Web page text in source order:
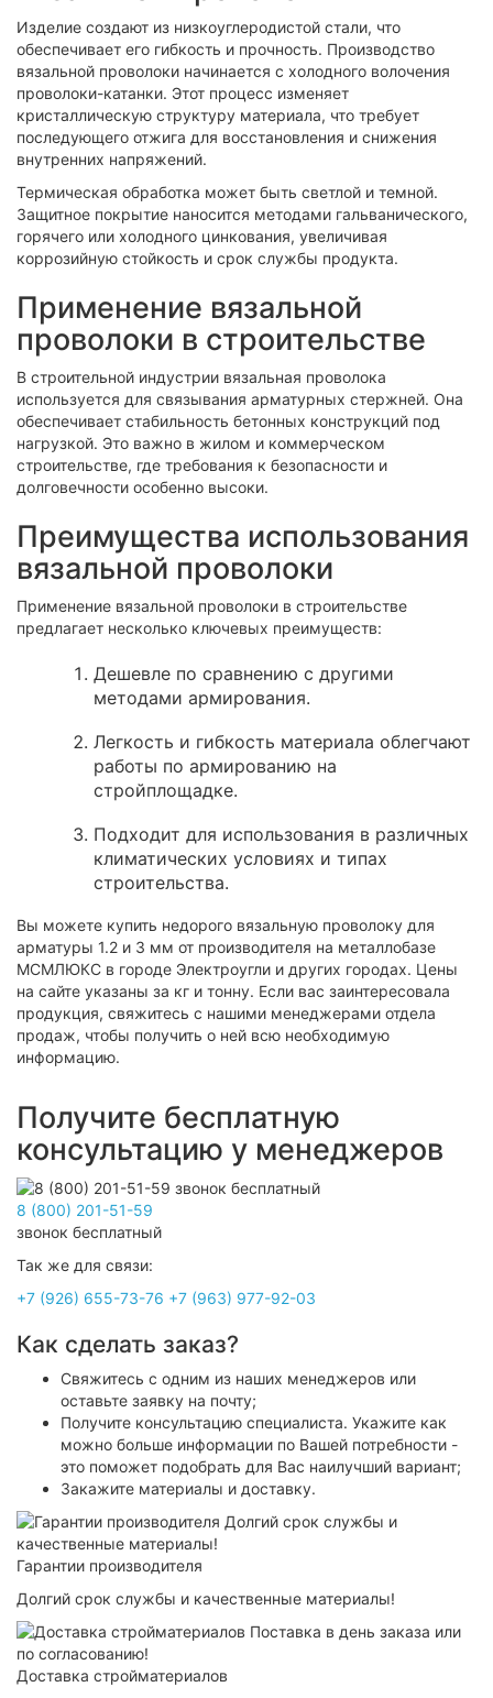
Изделие создают из низкоуглеродистой стали, что
обеспечивает его гибкость и прочность. Производство
вязальной проволоки начинается с холодного волочения
проволоки-катанки. Этот процесс изменяет
кристаллическую структуру материала, что требует
последующего отжига для восстановления и снижения
внутренних напряжений.
Термическая обработка может быть светлой и темной.
Защитное покрытие наносится методами гальванического,
горячего или холодного цинкования, увеличивая
коррозийную стойкость и срок службы продукта.
Применение вязальной
проволоки в строительстве
В строительной индустрии вязальная проволока
используется для связывания арматурных стержней. Она
обеспечивает стабильность бетонных конструкций под
нагрузкой. Это важно в жилом и коммерческом
строительстве, где требования к безопасности и
долговечности особенно высоки.
Преимущества использования
вязальной проволоки
Применение вязальной проволоки в строительстве
предлагает несколько ключевых преимуществ:
Дешевле по сравнению с другими
методами армирования.
Легкость и гибкость материала облегчают
работы по армированию на
стройплощадке.
Подходит для использования в различных
климатических условиях и типах
строительства.
Вы можете купить недорого вязальную проволоку для
арматуры 1.2 и 3 мм от производителя на металлобазе
МСМЛЮКС в городе Электроугли и других городах. Цены
на сайте указаны за кг и тонну. Если вас заинтересовала
продукция, свяжитесь с нашими менеджерами отдела
продаж, чтобы получить о ней всю необходимую
информацию.
Получите бесплатную
консультацию у менеджеров
8 (800) 201-51-59
звонок бесплатный
Так же для связи:
+7 (926) 655-73-76 +7 (963) 977-92-03
Как сделать заказ?
Свяжитесь с одним из наших менеджеров или
оставьте заявку на почту;
Получите консультацию специалиста. Укажите как
можно больше информации по Вашей потребности -
это поможет подобрать для Вас наилучший вариант;
Закажите материалы и доставку.
Гарантии производителя
Долгий срок службы и качественные материалы!
Доставка стройматериалов